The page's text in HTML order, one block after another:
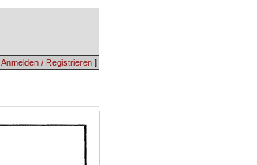
Anmelden / Registrieren ]